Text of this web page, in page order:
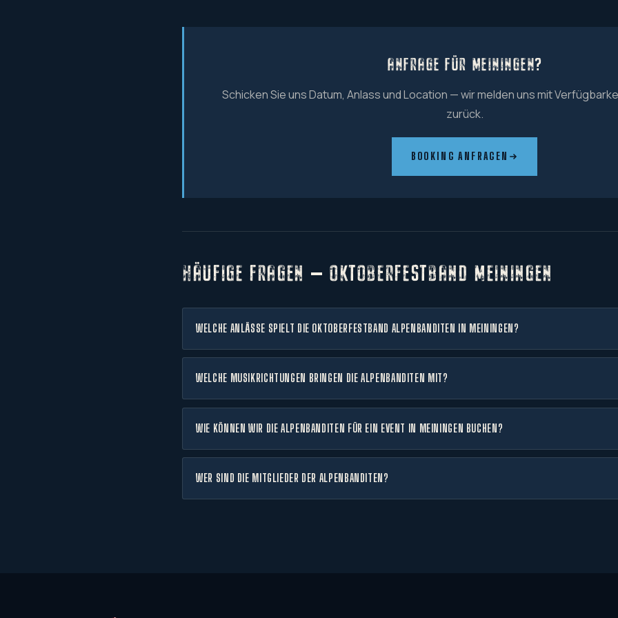
ANFRAGE FÜR MEININGEN?
Schicken Sie uns Datum, Anlass und Location — wir melden uns mit
zurück.
BOOKING ANFRAGEN
HÄUFIGE FRAGEN — OKTOBERFESTBAND MEININGEN
WELCHE ANLÄSSE SPIELT DIE OKTOBERFESTBAND ALPENBANDITEN IN MEININGEN?
WELCHE MUSIKRICHTUNGEN BRINGEN DIE ALPENBANDITEN MIT?
WIE KÖNNEN WIR DIE ALPENBANDITEN FÜR EIN EVENT IN MEININGEN BUCHEN?
WER SIND DIE MITGLIEDER DER ALPENBANDITEN?